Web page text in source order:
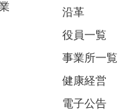
沿革
役員一覧
事業所一覧
健康経営
電子公告